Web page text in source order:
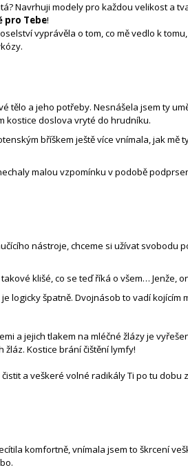
Navrhuji modely pro každou velikost a
pro Tebe!
vyprávěla o tom, co mě vedlo k
a jeho potřeby. Nesnášela jsem ty
kostice doslova vryté do hrudníku.
bříškem ještě více vnímala, jak mě
malou vzpomínku v podobě
nástroje, chceme si užívat svobodu
klišé, co se teď říká o všem… Jenže,
logicky špatně. Dvojnásob to vadí
a jejich tlakem na mléčné žlázy je
Kostice brání čištění lymfy!
a veškeré volné radikály Ti po tu
komfortně, vnímala jsem to škrcení